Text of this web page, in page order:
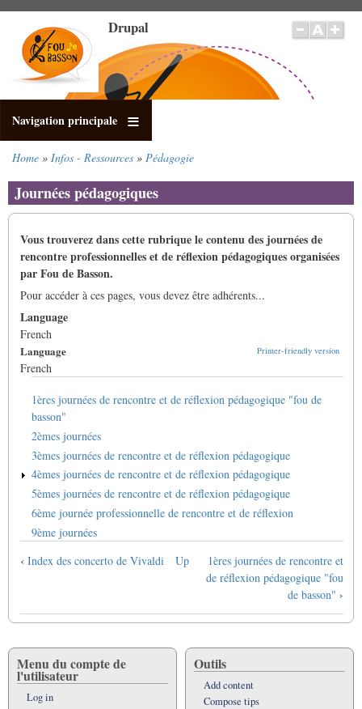
main
content
Drupal
Navigation principale
Home Infos - Ressources Pédagogie
Journées pédagogiques
Vous trouverez dans cette rubrique le contenu des journées de
rencontre professionnelles et de réflexion pédagogiques organisées
par Fou de Basson.
Pour accéder à ces pages, vous devez être adhérents...
Language
French
Printer-friendly version
Language
French
1ères journées de rencontre et de réflexion pédagogique "fou de
basson"
2èmes journées
3èmes journées de rencontre et de réflexion pédagogique
4èmes journées de rencontre et de réflexion pédagogique
5èmes journées de rencontre et de réflexion pédagogique
6ème journée professionnelle de rencontre et de réflexion
9ème journées
Book
for
Journées
pédagogiques
‹ Index des concerto de Vivaldi Up
1ères journées de rencontre et
de réflexion pédagogique "fou
de basson" ›
Menu du compte de
l'utilisateur
Log in
Outils
Add content
Compose tips